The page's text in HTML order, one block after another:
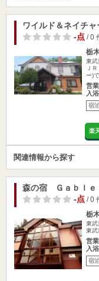
ワイルド＆ネイチ
-点 / 0
栃
東武
Ｊ
ー)
営
入
宿
楽
関連情報から探す
森の宿 Ｇａｂｌｅ
-点 / 0
栃
東武
東武
営
入
宿